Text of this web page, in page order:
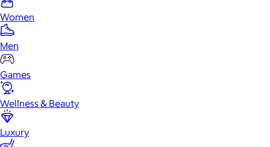
Women
Men
Games
Wellness & Beauty
Luxury